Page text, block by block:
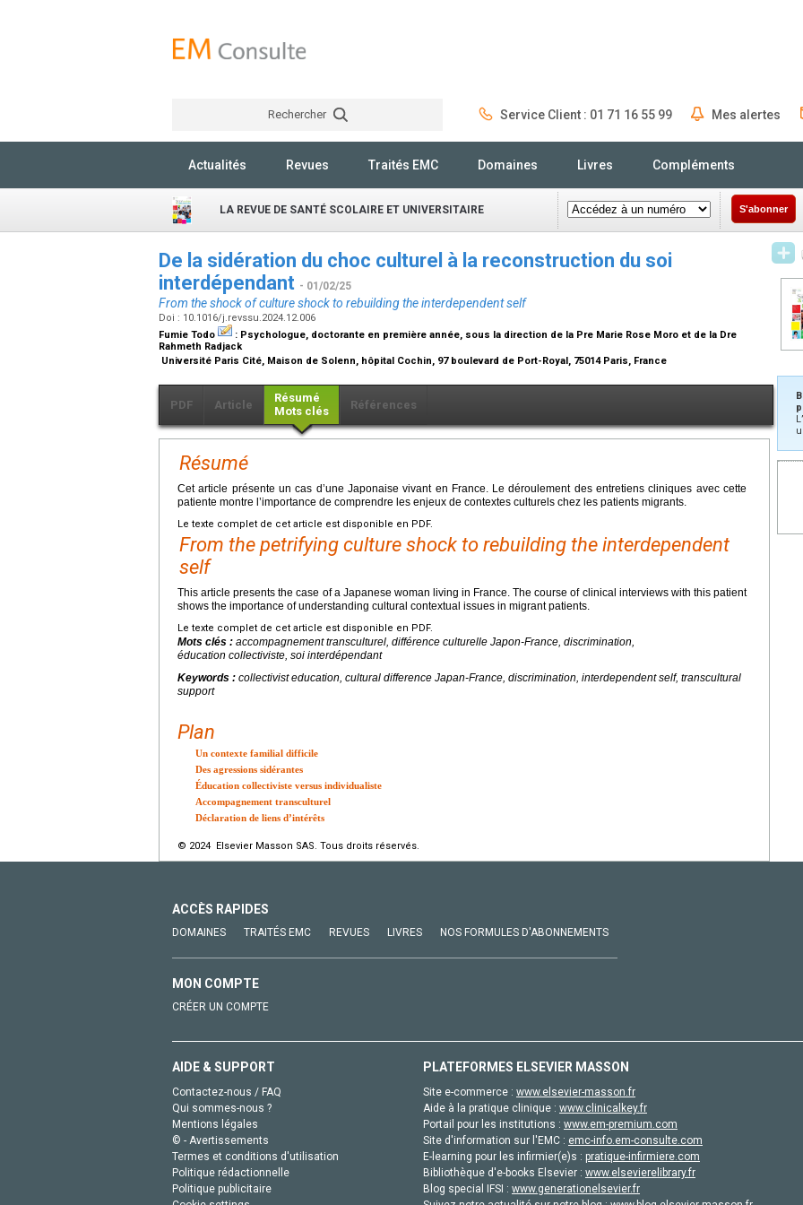
Rechercher Service Client : 01 71 16 55 99 Mes alertes
Actualités Revues Traités EMC Domaines Livres Compléments
LA REVUE DE SANTÉ SCOLAIRE ET UNIVERSITAIRE S'abonner
De la sidération du choc culturel à la reconstruction du soi
interdépendant - 01/02/25
From the shock of culture shock to rebuilding the interdependent self
Doi : 10.1016/j.revssu.2024.12.006
Fumie Todo
: Psychologue, doctorante en première année, sous la direction de la Pre Marie Rose Moro et de la Dre
Rahmeth Radjack
Université Paris Cité, Maison de Solenn, hôpital Cochin, 97 boulevard de Port-Royal, 75014 Paris, France
PDF Article
Résumé
Mots clés
Références
Résumé
Cet article présente un cas d’une Japonaise vivant en France. Le déroulement des entretiens cliniques avec cette
patiente montre l’importance de comprendre les enjeux de contextes culturels chez les patients migrants.
Le texte complet de cet article est disponible en PDF.
From the petrifying culture shock to rebuilding the interdependent
self
This article presents the case of a Japanese woman living in France. The course of clinical interviews with this patient
shows the importance of understanding cultural contextual issues in migrant patients.
Le texte complet de cet article est disponible en PDF.
Mots clés : accompagnement transculturel, différence culturelle Japon-France, discrimination,
éducation collectiviste, soi interdépendant
Keywords : collectivist education, cultural difference Japan-France, discrimination, interdependent self, transcultural
support
Plan
Un contexte familial difficile
Des agressions sidérantes
Éducation collectiviste versus individualiste
Accompagnement transculturel
Déclaration de liens d’intérêts
© 2024 Elsevier Masson SAS. Tous droits réservés.
ACCÈS RAPIDES
DOMAINES TRAITÉS EMC REVUES LIVRES NOS FORMULES D'ABONNEMENTS
MON COMPTE
CRÉER UN COMPTE
AIDE & SUPPORT
Contactez-nous / FAQ
Qui sommes-nous ?
Mentions légales
© - Avertissements
Termes et conditions d'utilisation
Politique rédactionnelle
Politique publicitaire
PLATEFORMES ELSEVIER MASSON
Site e-commerce : www.elsevier-masson.fr
Aide à la pratique clinique : www.clinicalkey.fr
Portail pour les institutions : www.em-premium.com
Site d'information sur l'EMC : emc-info.em-consulte.com
E-learning pour les infirmier(e)s : pratique-infirmiere.com
Bibliothèque d'e-books Elsevier : www.elsevierelibrary.fr
Blog special IFSI : www.generationelsevier.fr